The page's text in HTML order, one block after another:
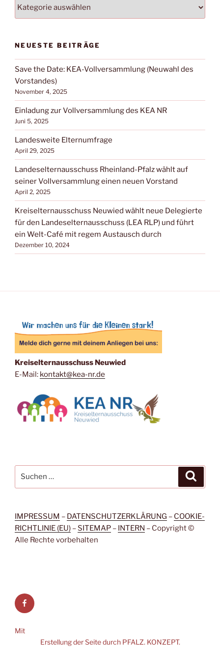
BEITRAGSKATEGORIEN
NEUESTE BEITRÄGE
Save the Date: KEA-Vollversammlung (Neuwahl des
Vorstandes)
November 4, 2025
Einladung zur Vollversammlung des KEA NR
Juni 5, 2025
Landesweite Elternumfrage
April 29, 2025
Landeselternausschuss Rheinland-Pfalz wählt auf
seiner Vollversammlung einen neuen Vorstand
April 2, 2025
Kreiselternausschuss Neuwied wählt neue Delegierte
für den Landeselternausschuss (LEA RLP) und führt
ein Welt-Café mit regem Austausch durch
Dezember 10, 2024
Kreiselternausschuss Neuwied
E-Mail: kontakt@kea-nr.de
nach:
IMPRESSUM – DATENSCHUTZERKLÄRUNG – COOKIE-
RICHTLINIE (EU) – SITEMAP – INTERN – Copyright ©
Alle Rechte vorbehalten
Facebook
Mit
Erstellung der Seite durch PFALZ. KONZEPT.